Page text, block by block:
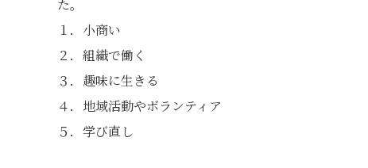
た。
１．小商い
２．組織で働く
３．趣味に生きる
４．地域活動やボランティア
５．学び直し